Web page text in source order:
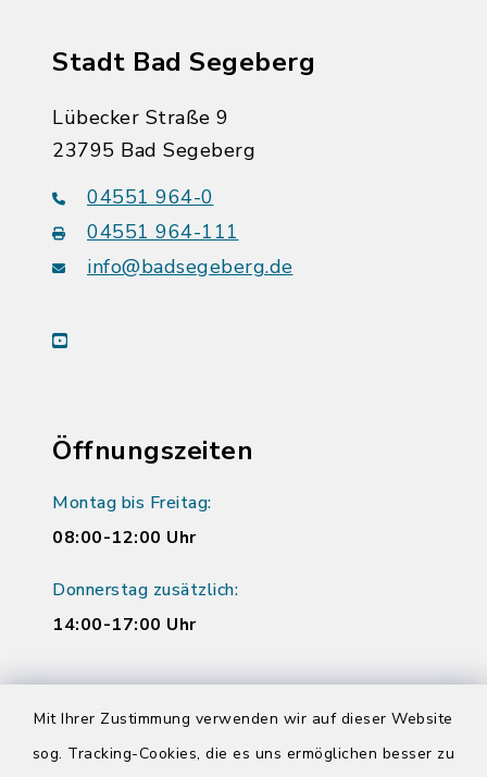
Mit Ihrer Zustimmung verwenden wir auf dieser Website
sog. Tracking-Cookies, die es uns ermöglichen besser zu
Stadt Bad Segeberg
Lübecker Straße 9
23795 Bad Segeberg
04551 964-0
04551 964-111
info@badsegeberg.de
youtube
Öffnungszeiten
Montag bis Freitag:
08:00-12:00 Uhr
Donnerstag zusätzlich:
14:00-17:00 Uhr
Kreis Segeberg